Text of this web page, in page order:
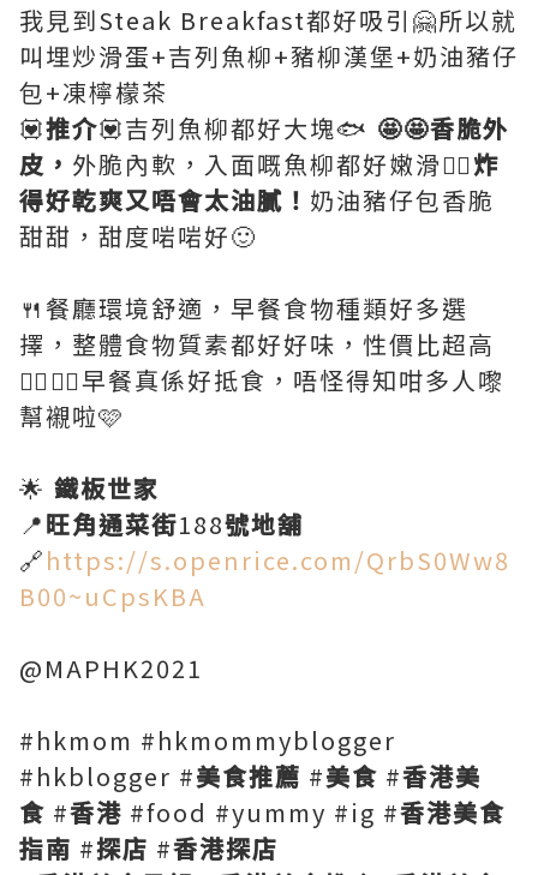
我見到Steak Breakfast都好吸引🤗所以就
叫埋炒滑蛋+吉列魚柳+豬柳漢堡+奶油豬仔
包+凍檸檬茶
💟推介💟吉列魚柳都好大塊🐟 🤩🤩香脆外
皮， 外脆內軟，入面嘅魚柳都好嫩滑👍🏻炸
得好乾爽又唔會太油膩！ 奶油豬仔包香脆
甜甜，甜度啱啱好🙂
🍴餐廳環境舒適，早餐食物種類好多選
擇，整體食物質素都好好味，性價比超高
👍🏻👍🏻早餐真係好抵食，唔怪得知咁多人嚟
幫襯啦🩷
🌟 鐵板世家
📍旺角通菜街188號地舖
🔗https://s.openrice.com/QrbS0Ww8
B00~uCpsKBA
@MAPHK2021
#hkmom #hkmommyblogger
#hkblogger #美食推薦 #美食 #香港美
食 #香港 #food #yummy #ig #香港美食
指南 #探店 #香港探店